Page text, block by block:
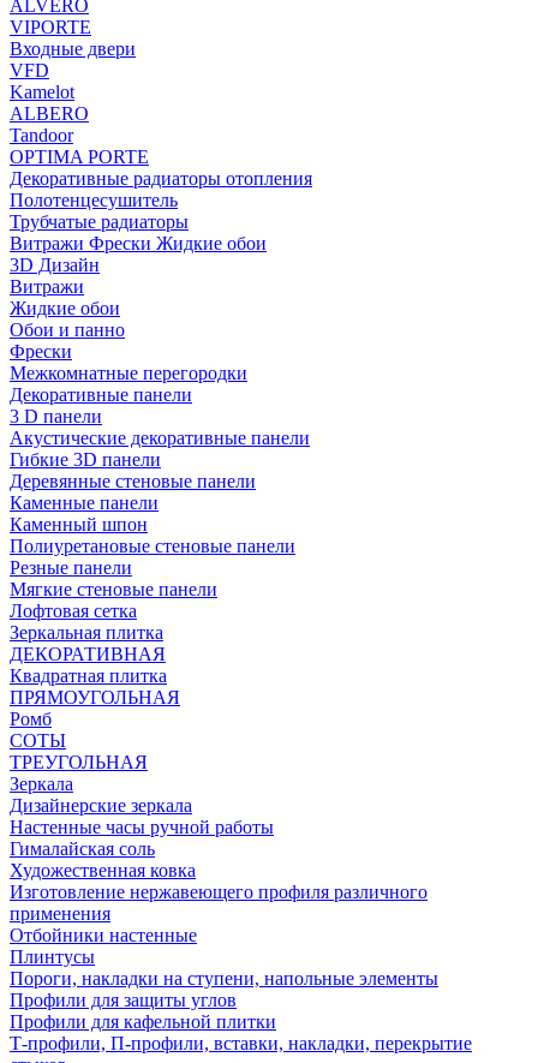
ALVERO
VIPORTE
Входные двери
VFD
Kamelot
ALBERO
Tandoor
OPTIMA PORTE
Декоративные радиаторы отопления
Полотенцесушитель
Трубчатые радиаторы
Витражи Фрески Жидкие обои
3D Дизайн
Витражи
Жидкие обои
Обои и панно
Фрески
Межкомнатные перегородки
Декоративные панели
3 D панели
Акустические декоративные панели
Гибкие 3D панели
Деревянные стеновые панели
Каменные панели
Каменный шпон
Полиуретановые стеновые панели
Резные панели
Мягкие стеновые панели
Лофтовая сетка
Зеркальная плитка
ДЕКОРАТИВНАЯ
Квадратная плитка
ПРЯМОУГОЛЬНАЯ
Ромб
СОТЫ
ТРЕУГОЛЬНАЯ
Зеркала
Дизайнерские зеркала
Настенные часы ручной работы
Гималайская соль
Художественная ковка
Изготовление нержавеющего профиля различного
применения
Отбойники настенные
Плинтусы
Пороги, накладки на ступени, напольные элементы
Профили для защиты углов
Профили для кафельной плитки
Т-профили, П-профили, вставки, накладки, перекрытие